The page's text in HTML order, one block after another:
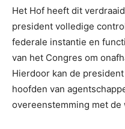
Het Hof heeft dit
president volledige
federale instantie en
van het Congres om
Hierdoor kan de
hoofden van
overeenstemming met de